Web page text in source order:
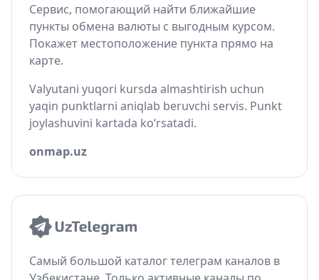
Сервис, помогающий найти ближайшие
пункты обмена валюты с выгодным курсом.
Покажет местоположение пункта прямо на
карте.
Valyutani yuqori kursda almashtirish uchun
yaqin punktlarni aniqlab beruvchi servis. Punkt
joylashuvini kartada ko‘rsatadi.
onmap.uz
Самый большой каталог телеграм каналов в